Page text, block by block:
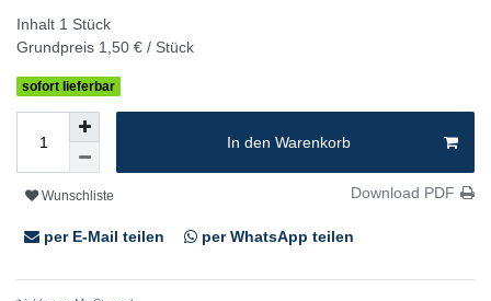
Inhalt 1 Stück
Grundpreis 1,50 € / Stück
sofort lieferbar
In den Warenkorb
Wunschliste Download PDF
per E-Mail teilen per WhatsApp teilen